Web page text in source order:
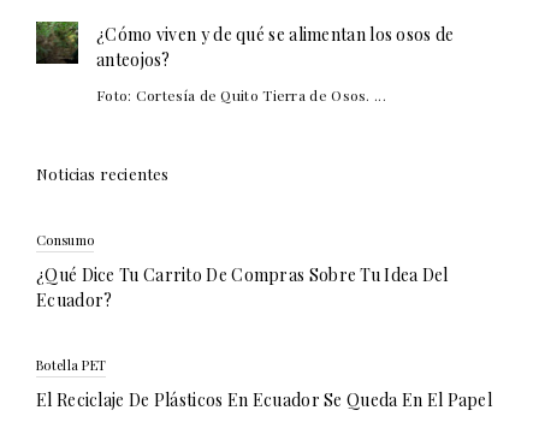
¿Cómo viven y de qué se alimentan los osos de
anteojos?
Foto: Cortesía de Quito Tierra de Osos. ...
Noticias recientes
Consumo
¿Qué Dice Tu Carrito De Compras Sobre Tu Idea Del
Ecuador?
Botella PET
El Reciclaje De Plásticos En Ecuador Se Queda En El Papel